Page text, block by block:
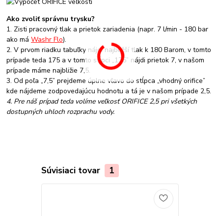
Ako zvoliť správnu trysku?
1. Zisti pracovný tlak a prietok zariadenia (napr. 7 l/min - 180 bar
ako máWashr Flo).
2. V prvom riadku tabuľky nájdi najbližší tlak k 180 Barom, v tomto
prípade teda 175 a v tomto stĺpci „175” nájdi prietok 7, v našom
prípade máme najbližie 7,5.
3. Od poľa „7,5” prejdeme úplne vľavo do stĺpca „vhodný orifice”
kde nájdeme zodpovedajúcu hodnotu a tá je v našom prípade 2,5.
4. Pre náš prípad teda volíme veľkosť ORIFICE 2,5 pri všetkých
dostupných uhloch rozprachu vody.
Súvisiaci tovar 1